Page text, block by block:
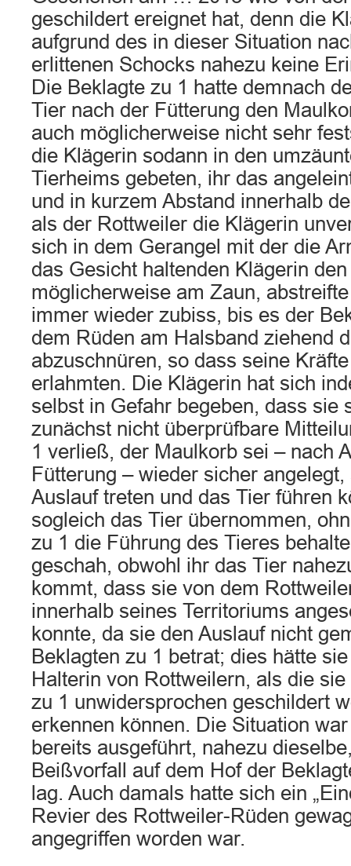
geschildert ereignet hat, denn die
aufgrund des in dieser Situation
erlittenen Schocks nahezu keine
Die Beklagte zu 1 hatte demnach
Tier nach der Fütterung den
auch möglicherweise nicht sehr
die Klägerin sodann in den
Tierheims gebeten, ihr das
und in kurzem Abstand innerhalb
als der Rottweiler die Klägerin
sich in dem Gerangel mit der die
das Gesicht haltenden Klägerin
möglicherweise am Zaun,
immer wieder zubiss, bis es der
dem Rüden am Halsband ziehend
abzuschnüren, so dass seine
erlahmten. Die Klägerin hat sich
selbst in Gefahr begeben, dass sie
zunächst nicht überprüfbare
1 verließ, der Maulkorb sei – nach
Fütterung – wieder sicher
Auslauf treten und das Tier führen
sogleich das Tier übernommen,
zu 1 die Führung des Tieres
geschah, obwohl ihr das Tier
kommt, dass sie von dem
innerhalb seines Territoriums
konnte, da sie den Auslauf nicht
Beklagten zu 1 betrat; dies hätte
Halterin von Rottweilern, als die
zu 1 unwidersprochen geschildert
erkennen können. Die Situation
bereits ausgeführt, nahezu
Beißvorfall auf dem Hof der
lag. Auch damals hatte sich ein
Revier des Rottweiler-Rüden
angegriffen worden war.